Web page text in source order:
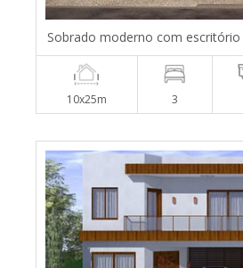
Sobrado moderno com escritório
10x25m 3